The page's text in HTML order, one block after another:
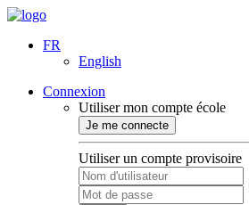
FR
English
Connexion
Utiliser mon compte école
Je me connecte
Utiliser un compte provisoire